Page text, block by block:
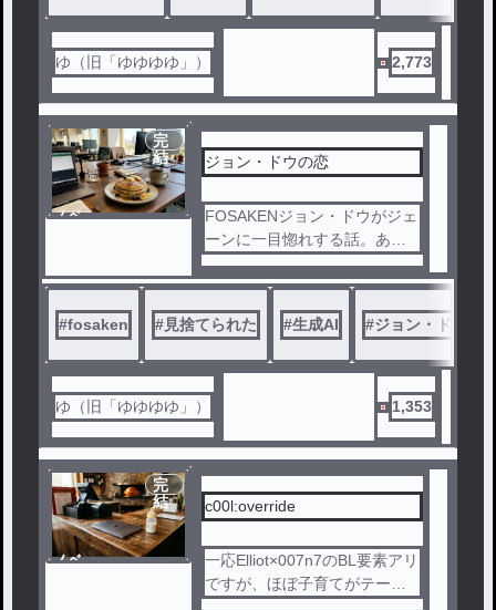
かの心臓になれたなら」ユリ
イ・カノンさん。
PizzaGame面白いけどシュー
ティング下手すぎて全然進め
ゆ（旧「ゆゆゆゆ」） 2,773
ノベ
完
結
ジョン・ドウの恋
FOSAKENジョン・ドウがジェ
ーンに一目惚れする話。あとR
obrox社のメンバーのわちゃわ
ちゃNL(ノーマルラブ)
#fosaken #見捨てられた #生成AI #ジョン・ドウ
ゆ（旧「ゆゆゆゆ」） 1,353
ノベ
完
結
c00l:override
一応Elliot×007n7のBL要素アリ
ですが、ほぼ子育てがテーマ